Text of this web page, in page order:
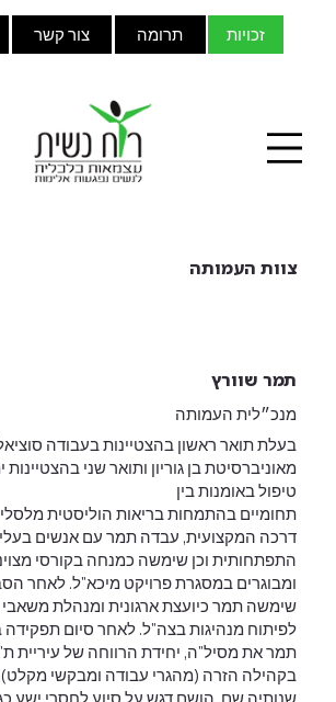
צור קשר תרומה זכויות
צוות העמותה
תמר שוורץ
מנכ״לית העמותה
בעלת תואר ראשון בהצטיינות בעבודה
מאוניברסיטת בן גוריון ותואר שני בהצטיינות
טיפול באומנות בין
תחומיים בהתמחות בריאות הוליסטית
דרכה המקצועית, עבדה תמר עם אנשים
התפתחותית וכן שימשה כמנחה בקורסי
ומבוגרים במסגרת פרויקט מיכא"ל. לאחר
שימשה תמר כיועצת ארגונית ומנהלת
לפיתוח מנהיגות בצה"ל. לאחר סיום
תמר את מסיל"ה, יחידת הרווחה של עיריית
שנותיה שם, הושם דגש על סיוע לחסרי ישע